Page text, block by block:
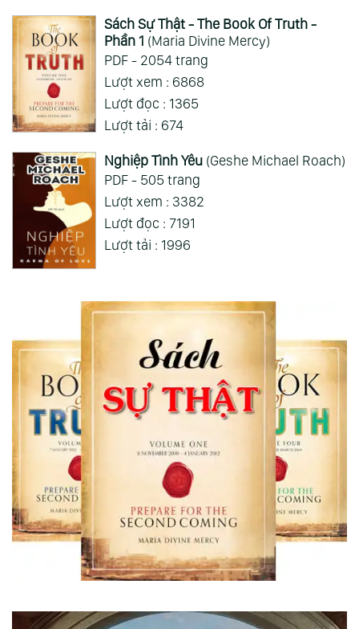
Sách Sự Thật - The Book Of Truth -
Phần 1 (Maria Divine Mercy)
PDF - 2054 trang
Lượt xem : 6868
Lượt đọc : 1365
Lượt tải : 674
Nghiệp Tình Yêu(Geshe Michael Roach)
PDF - 505 trang
Lượt xem : 3382
Lượt đọc : 7191
Lượt tải : 1996